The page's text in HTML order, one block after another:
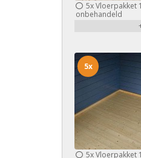
5xVloerpakket
onbehandeld
5xVloerpakket
5x